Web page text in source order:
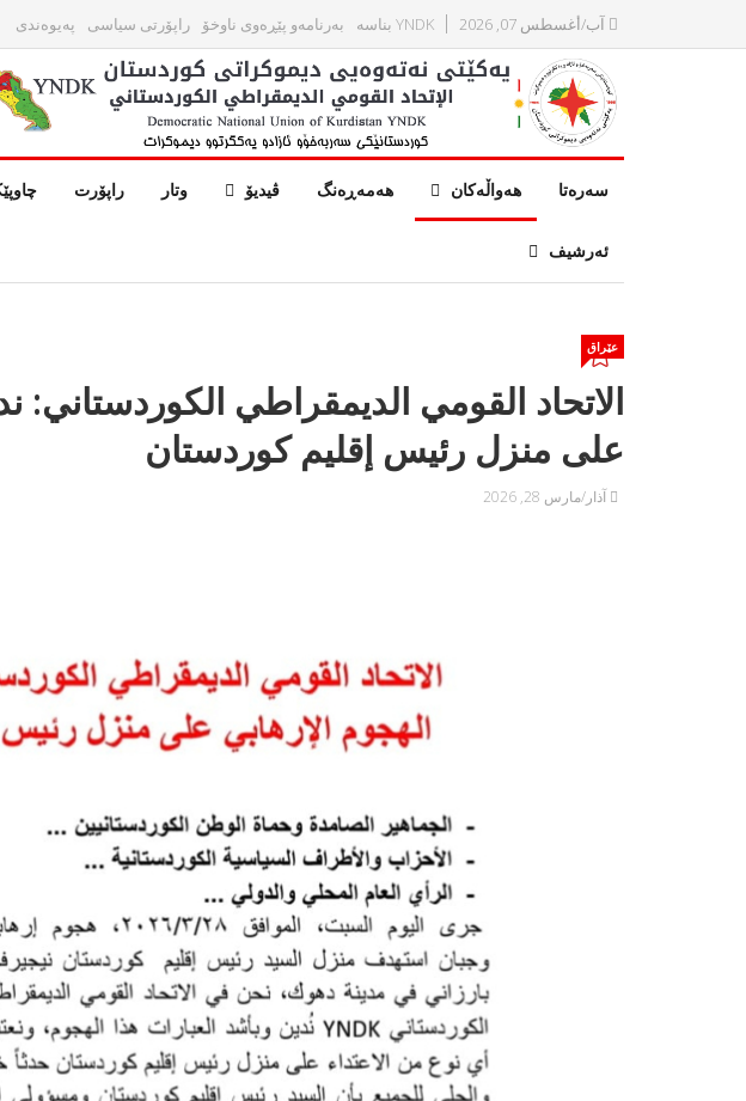
آب/أغسطس 07, 2026 YNDK بناسه‌ بەرنامەو پێڕەوی ناوخۆ راپۆرتی سیاسی پەیوەندی
سەرەتا هەواڵەکان هەمەڕەنگ ڤیدیۆ وتار راپۆرت
ئەرشیف
عێراق
الاتحاد القومي الديمقراطي الكوردستاني:
على منزل رئيس إقليم كوردستان
آذار/مارس 28, 2026